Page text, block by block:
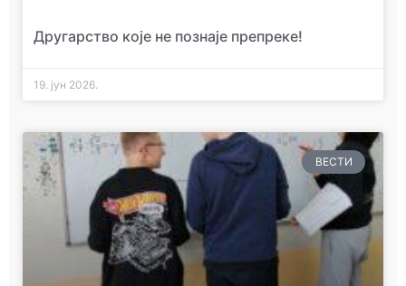
Другарство које не познаје препреке!
19. јун 2026.
ВЕСТИ